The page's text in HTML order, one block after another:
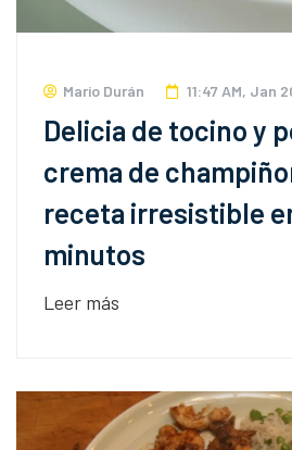
Mario Durán 11:47 AM, Jan
Delicia de tocino y
crema de
receta irresistible
minutos
Leer más